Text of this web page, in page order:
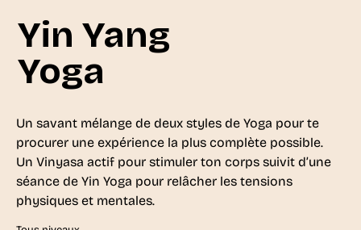
Yin Yang
Yoga
Un savant mélange de deux styles de Yoga pour te
procurer une expérience la plus complète possible.
Un Vinyasa actif pour stimuler ton corps suivit d’une
séance de Yin Yoga pour relâcher les tensions
physiques et mentales.